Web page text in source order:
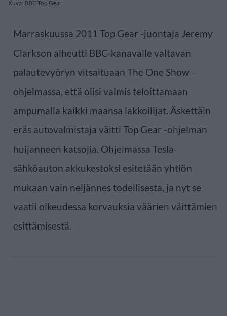
Kuva: BBC Top Gear
Marraskuussa 2011 Top Gear -juontaja Jeremy
Clarkson aiheutti BBC-kanavalle valtavan
palautevyöryn vitsaituaan The One Show -
ohjelmassa, että olisi valmis teloittamaan
ampumalla kaikki maansa lakkoilijat. Äskettäin
eräs autovalmistaja väitti Top Gear -ohjelman
huijanneen katsojia. Ohjelmassa Tesla-
sähköauton akkukestoksi esitetään yhtiön
mukaan vain neljännes todellisesta, ja nyt se
vaatii oikeudessa korvauksia väärien väittämien
esittämisestä.